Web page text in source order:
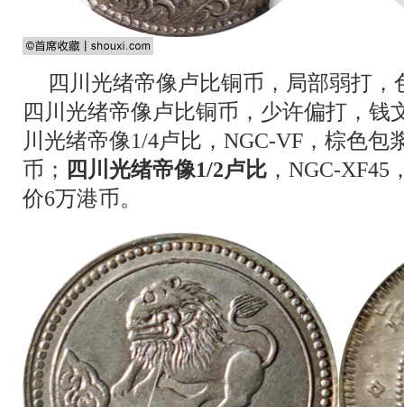
四川光绪帝像卢比铜币，局部弱打，
四川光绪帝像卢比铜币，少许偏打，钱
川光绪帝像1/4卢比，NGC-VF，棕色包
币； 四川光绪帝像1/2卢比 ，NGC-
价6万港币。